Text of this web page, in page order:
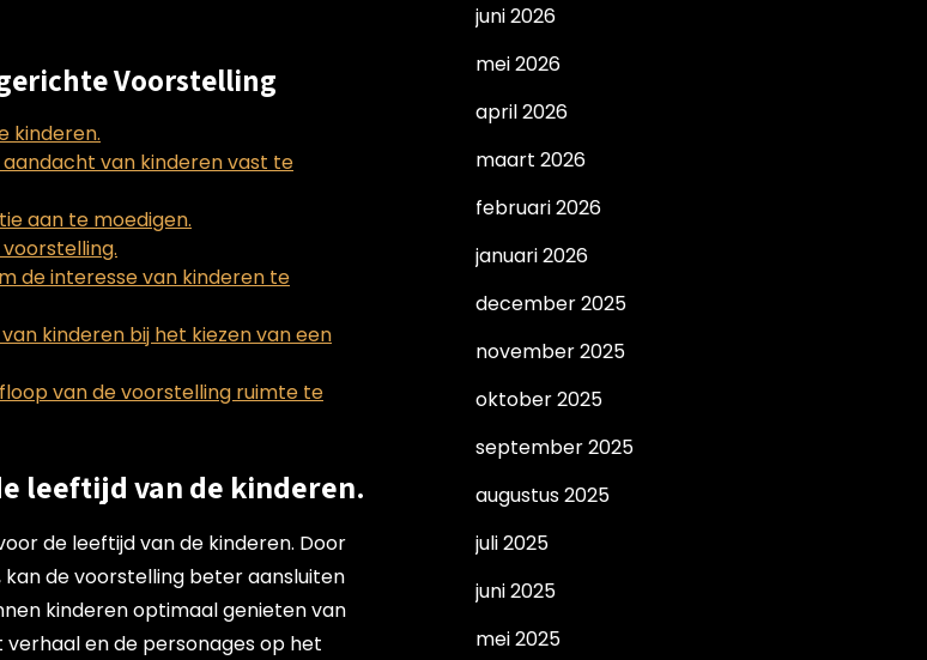
Voorstelling
kinderen.
van kinderen vast te
aan te moedigen.
de interesse van kinderen te
kinderen bij het kiezen van een
van de voorstelling ruimte te
leeftijd van de kinderen.
de leeftijd van de kinderen. Door
de voorstelling beter aansluiten
kinderen optimaal genieten van
en de personages op het
juni 2026
mei 2026
april 2026
maart 2026
februari 2026
januari 2026
december 2025
november 2025
oktober 2025
september 2025
augustus 2025
juli 2025
juni 2025
mei 2025